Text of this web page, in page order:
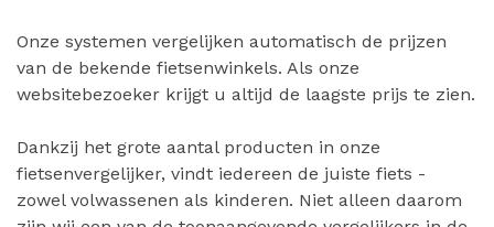
Onze systemen vergelijken automatisch de prijzen
van de bekende fietsenwinkels. Als onze
websitebezoeker krijgt u altijd de laagste prijs te zien.
Dankzij het grote aantal producten in onze
fietsenvergelijker, vindt iedereen de juiste fiets -
zowel volwassenen als kinderen. Niet alleen daarom